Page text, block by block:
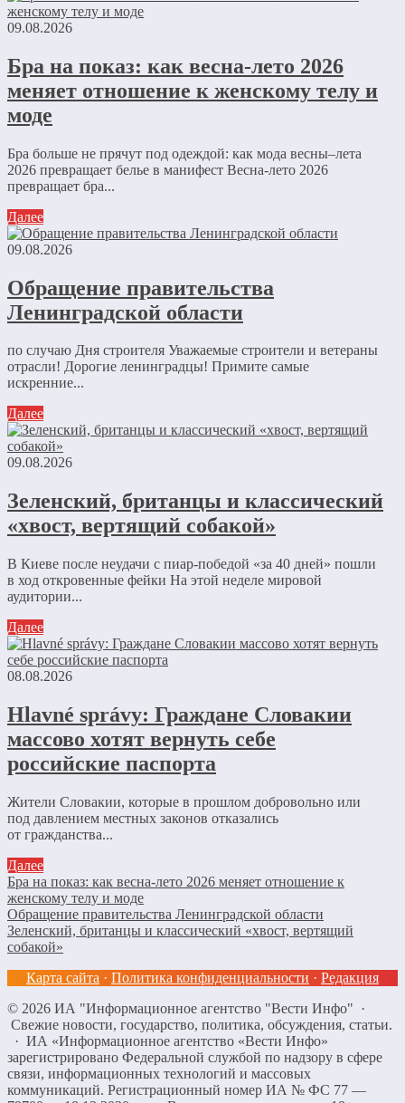
09.08.2026
Бра на показ: как весна-лето 2026
меняет отношение к женскому телу и
моде
Бра больше не прячут под одеждой: как мода весны–лета
2026 превращает белье в манифест Весна-лето 2026
превращает бра...
Далее
09.08.2026
Обращение правительства
Ленинградской области
по случаю Дня строителя Уважаемые строители и ветераны
отрасли! Дорогие ленинградцы! Примите самые
искренние...
Далее
09.08.2026
Зеленский, британцы и классический
«хвост, вертящий собакой»
В Киеве после неудачи с пиар-победой «за 40 дней» пошли
в ход откровенные фейки На этой неделе мировой
аудитории...
Далее
08.08.2026
Hlavné správy: Граждане Словакии
массово хотят вернуть себе
российские паспорта
Жители Словакии, которые в прошлом добровольно или
под давлением местных законов отказались
от гражданства...
Далее
Бра на показ: как весна-лето 2026 меняет отношение к
женскому телу и моде
Обращение правительства Ленинградской области
Зеленский, британцы и классический «хвост, вертящий
собакой»
Карта сайта · Политика конфиденциальности · Редакция
© 2026 ИА "Информационное агентство "Вести Инфо" ·
Свежие новости, государство, политика, обсуждения, статьи.
· ИА «Информационное агентство «Вести Инфо»
зарегистрировано Федеральной службой по надзору в сфере
связи, информационных технологий и массовых
коммуникаций. Регистрационный номер ИА № ФС 77 —